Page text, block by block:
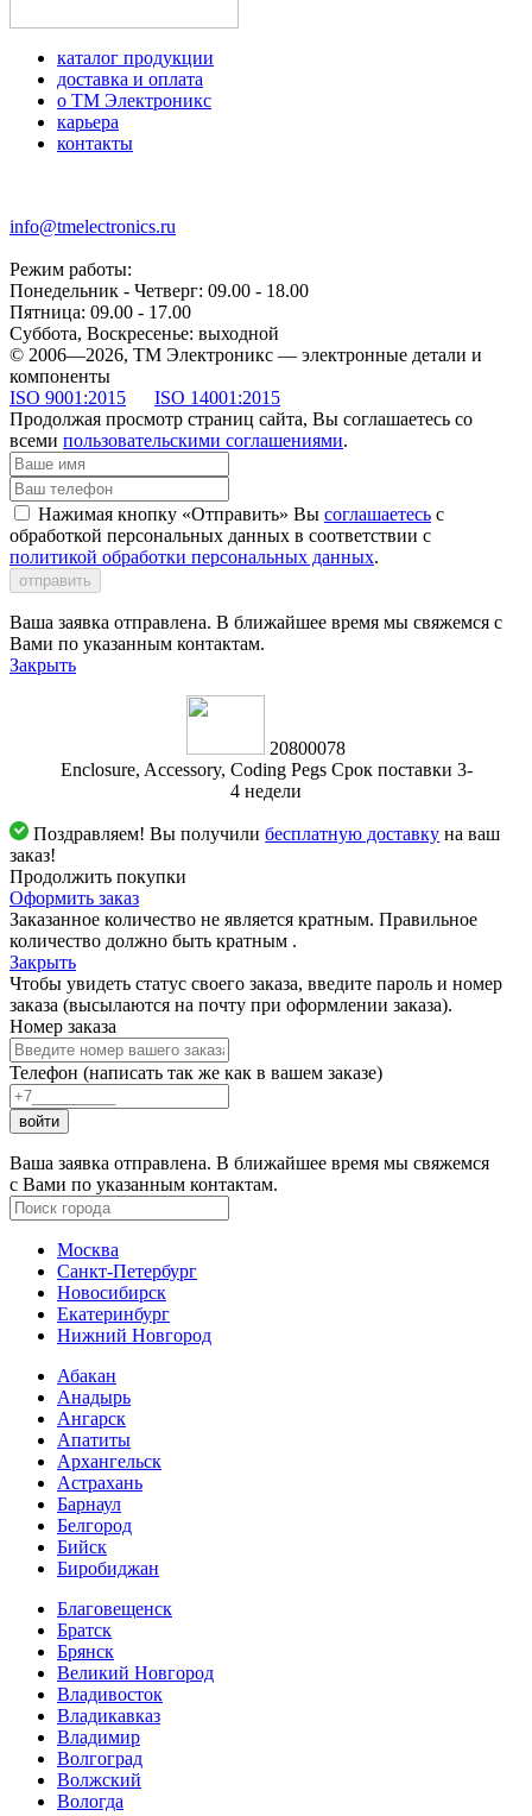
каталог продукции
доставка и оплата
о ТМ Электроникс
карьера
контакты
info@tmelectronics.ru
Режим работы:
Понедельник - Четверг: 09.00 - 18.00
Пятница: 09.00 - 17.00
Суббота, Воскресенье: выходной
© 2006—2026, ТМ Электроникс — электронные детали и
компоненты
ISO 9001:2015
ISO 14001:2015
Продолжая просмотр страниц сайта, Вы соглашаетесь со
всеми пользовательскими соглашениями.
Нажимая кнопку «Отправить» Вы соглашаетесь с
обработкой персональных данных в соответствии с
политикой обработки персональных данных.
отправить
Ваша заявка отправлена. В ближайшее время мы свяжемся с
Вами по указанным контактам.
Закрыть
20800078
Enclosure, Accessory, Coding Pegs Срок поставки 3-
4 недели
Поздравляем! Вы получилибесплатную доставку на ваш
заказ!
Продолжить покупки
Оформить заказ
Заказанное количество не является кратным. Правильное
количество должно быть кратным .
Закрыть
Чтобы увидеть статус своего заказа, введите пароль и номер
заказа (высылаются на почту при оформлении заказа).
Номер заказа
Телефон (написать так же как в вашем заказе)
войти
Ваша заявка отправлена. В ближайшее время мы свяжемся
с Вами по указанным контактам.
Москва
Санкт-Петербург
Новосибирск
Екатеринбург
Нижний Новгород
Абакан
Анадырь
Ангарск
Апатиты
Архангельск
Астрахань
Барнаул
Белгород
Бийск
Биробиджан
Благовещенск
Братск
Брянск
Великий Новгород
Владивосток
Владикавказ
Владимир
Волгоград
Волжский
Вологда